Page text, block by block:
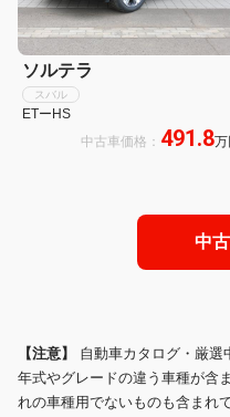
ソルテラ
スバル
ETーHS
中古車価格： 491.8万
中
【注意】 自動車カタログ・厳選
年式やグレードの違う車種が含
れの車種用でないものも含まれ